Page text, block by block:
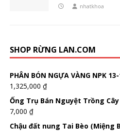
nhatkhoa
SHOP RỪNG LAN.COM
PHÂN BÓN NGỰA VÀNG NPK
1,325,000 ₫
Ống Trụ Bán Nguyệt Trồng
7,000 ₫
Chậu đất nung Tai Bèo (Miệng